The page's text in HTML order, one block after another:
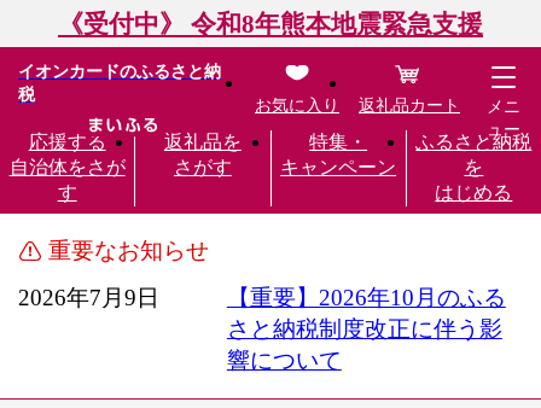
《受付中》 令和8年熊本地震緊急支援
イオンカードのふるさと納
税
応援する
自治体をさが
す
返礼品を
さがす
特集・
キャンペーン
ふるさと納税
を
はじめる
お気に入り 返礼品カート
メニ
ュー
重要なお知らせ
2026年7月9日
【重要】2026年10月のふる
さと納税制度改正に伴う影
響について